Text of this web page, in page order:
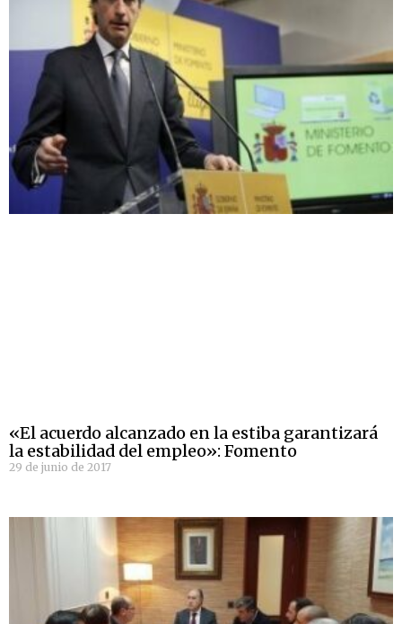
«El acuerdo alcanzado en la estiba garantizará
la estabilidad del empleo»: Fomento
29 de junio de 2017